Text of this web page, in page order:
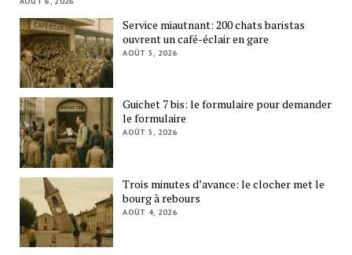
Service miautnant: 200 chats baristas
ouvrent un café-éclair en gare
AOÛT 5, 2026
Guichet 7 bis: le formulaire pour demander
le formulaire
AOÛT 5, 2026
Trois minutes d’avance: le clocher met le
bourg à rebours
AOÛT 4, 2026